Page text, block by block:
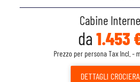
Cabine Interne
da 1.453
Prezzo per persona Tax Incl. -
DETTAGLI CROCIERA